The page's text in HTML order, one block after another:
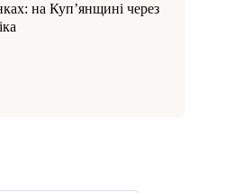
на Куп’янщині через